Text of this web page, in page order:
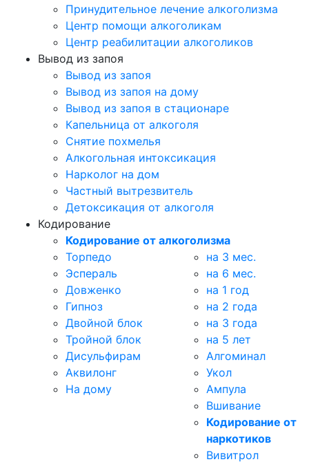
Принудительное лечение алкоголизма
Центр помощи алкоголикам
Центр реабилитации алкоголиков
Вывод из запоя
Вывод из запоя
Вывод из запоя на дому
Вывод из запоя в стационаре
Капельница от алкоголя
Снятие похмелья
Алкогольная интоксикация
Нарколог на дом
Частный вытрезвитель
Детоксикация от алкоголя
Кодирование
Кодирование от алкоголизма
Торпедо
Эспераль
Довженко
Гипноз
Двойной блок
Тройной блок
Дисульфирам
Аквилонг
На дому
на 3 мес.
на 6 мес.
на 1 год
на 2 года
на 3 года
на 5 лет
Алгоминал
Укол
Ампула
Вшивание
Кодирование от
наркотиков
Вивитрол